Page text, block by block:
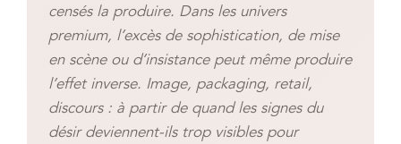
censés la produire. Dans les univers
premium, l’excès de sophistication, de mise
en scène ou d’insistance peut même produire
l’effet inverse. Image, packaging, retail,
discours : à partir de quand les signes du
désir deviennent-ils trop visibles pour